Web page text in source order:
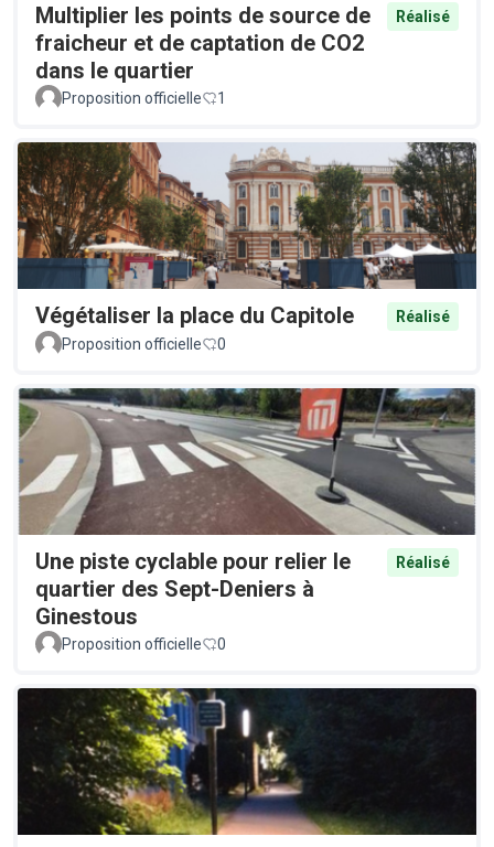
Multiplier les points de source de
fraicheur et de captation de CO2
dans le quartier
Réalisé
Proposition officielle 1
Végétaliser la place du Capitole
Réalisé
Proposition officielle
0
Une piste cyclable pour relier le
quartier des Sept-Deniers à
Ginestous
Réalisé
Proposition officielle 0